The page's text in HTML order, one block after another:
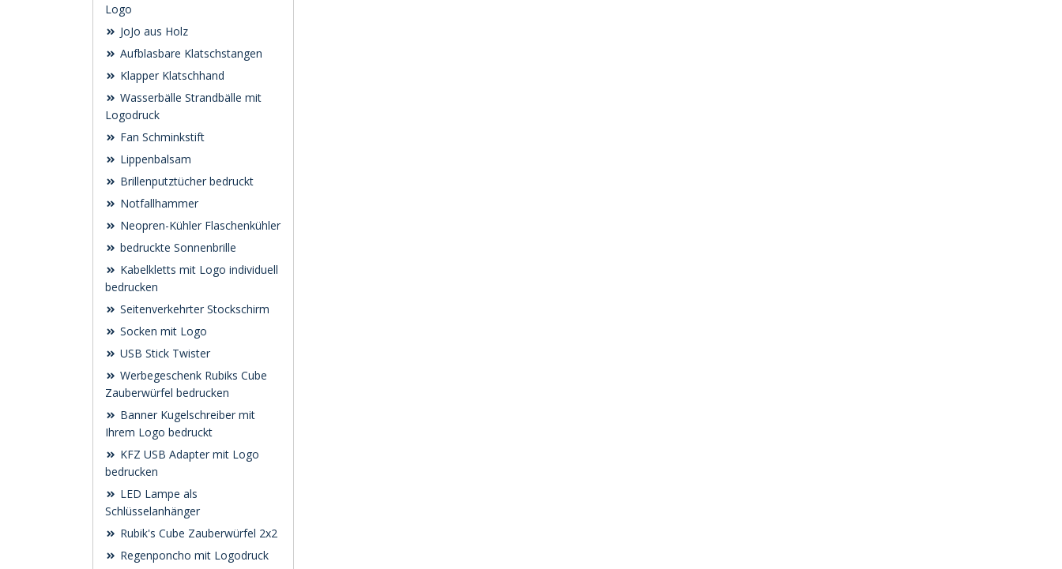
Logo
JoJo aus Holz
Aufblasbare Klatschstangen
Klapper Klatschhand
Wasserbälle Strandbälle mit
Logodruck
Fan Schminkstift
Lippenbalsam
Brillenputztücher bedruckt
Notfallhammer
Neopren-Kühler Flaschenkühler
bedruckte Sonnenbrille
Kabelkletts mit Logo individuell
bedrucken
Seitenverkehrter Stockschirm
Socken mit Logo
USB Stick Twister
Werbegeschenk Rubiks Cube
Zauberwürfel bedrucken
Banner Kugelschreiber mit
Ihrem Logo bedruckt
KFZ USB Adapter mit Logo
bedrucken
LED Lampe als
Schlüsselanhänger
Rubik's Cube Zauberwürfel 2x2
Regenponcho mit Logodruck